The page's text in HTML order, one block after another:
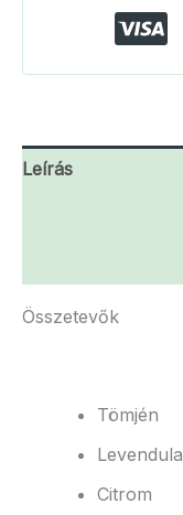
Leírás
Összetevők
Tömjén
Levendula
Citrom